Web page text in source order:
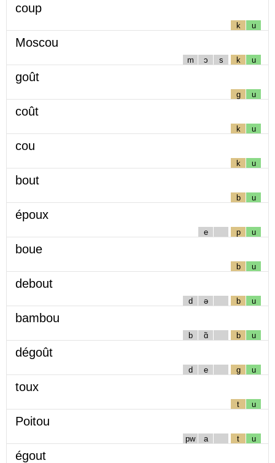
coup
k u
Moscou
m ɔ s k u
goût
g u
coût
k u
cou
k u
bout
b u
époux
e p u
boue
b u
debout
d ə b u
bambou
b ɑ̃ b u
dégoût
d e g u
toux
t u
Poitou
pw a t u
égout